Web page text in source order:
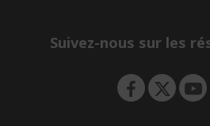
Suivez-nous sur les